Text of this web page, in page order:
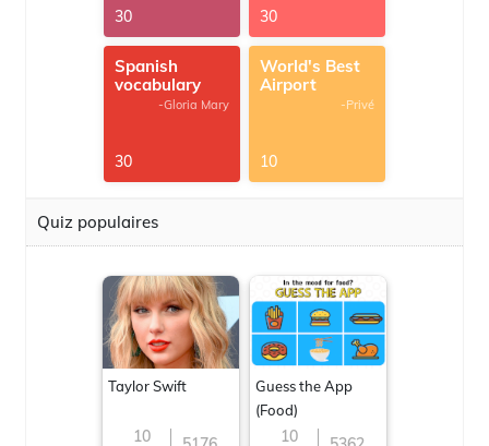
30 30
Spanish
vocabulary
-Gloria Mary
30
World's Best
Airport
-Privé
10
Quiz populaires
Taylor Swift
10
Guess the App
(Food)
10